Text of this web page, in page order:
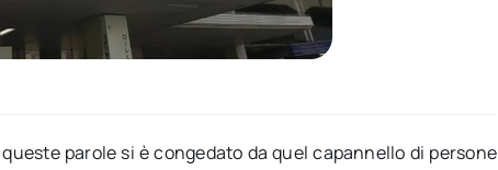
queste parole si è congedato da quel capannello di persone